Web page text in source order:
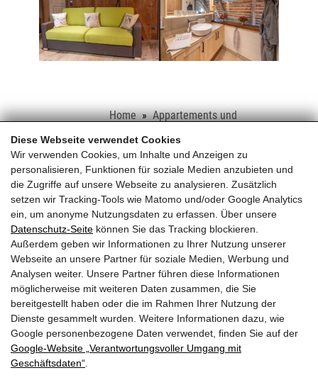
Diese Webseite verwendet Cookies
Wir verwenden Cookies, um Inhalte und Anzeigen zu
personalisieren, Funktionen für soziale Medien anzubieten und
die Zugriffe auf unsere Webseite zu analysieren. Zusätzlich
setzen wir Tracking-Tools wie Matomo und/oder Google Analytics
ein, um anonyme Nutzungsdaten zu erfassen. Über unsere
Datenschutz-Seite können Sie das Tracking blockieren.
Außerdem geben wir Informationen zu Ihrer Nutzung unserer
Webseite an unsere Partner für soziale Medien, Werbung und
Analysen weiter. Unsere Partner führen diese Informationen
möglicherweise mit weiteren Daten zusammen, die Sie
bereitgestellt haben oder die im Rahmen Ihrer Nutzung der
Dienste gesammelt wurden. Weitere Informationen dazu, wie
Google personenbezogene Daten verwendet, finden Sie auf der
Google‑Website „Verantwortungsvoller Umgang mit
Geschäftsdaten“
Home
Appartements und
Schloss
Märchenturm
Schloss Saalhof
Familie Rieder ● Saalhofstr. 26 ● A-5751 Maishofen
Telefon:+43 660 5703237
BEWERTUNGEN